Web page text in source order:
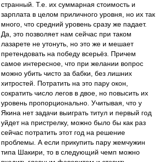
странный. Т.е. их суммарная стоимость и
зарплата в целом приличного уровня, но их так
много, что средний уровень сразу же падает.
Да, это позволяет нам сейчас при таком
лазарете не утонуть, но это же и мешает
претендовать на победу всерьёз. Причем
самое интересное, что при желании вопрос
можно убить чисто за бабки, без лишних
хитростей. Потратить на это пару окон,
сократить число легов в двое, но повысить их
уровень пропорционально. Учитывая, что у
Якина нет задачи выиграть титул и первый год
уйдет на пристрелку, можно было бы как раз
сейчас потратить этот год на решение
проблемы. А если прикупить пару жемчужин
типа Шакири, то в следующий чемп можно